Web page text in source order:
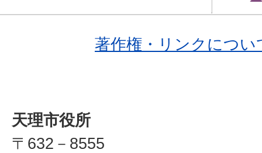
著作権・リンクについ
天理市役所
〒632－8555